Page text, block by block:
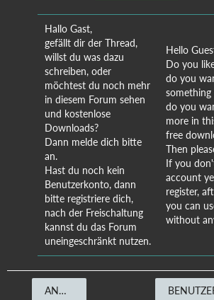
Hallo Gast,
gefällt dir der Thread,
willst du was dazu
schreiben, oder
möchtest du noch mehr
in diesem Forum sehen
und kostenlose
Downloads?
Dann melde dich bitte
an.
Hast du noch kein
Benutzerkonto, dann
bitte registriere dich,
nach der Freischaltung
kannst du das Forum
uneingeschränkt nutzen.
Hello
Do you
do you
do you
more in
free
Then
If you
account
register,
you can
without
ANMELDEN